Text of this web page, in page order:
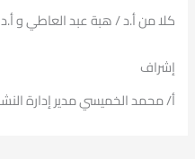
كلا من أ.د / هبة عبد العاطي و
إشراف
أ/ محمد الخميسي مدير إدارة